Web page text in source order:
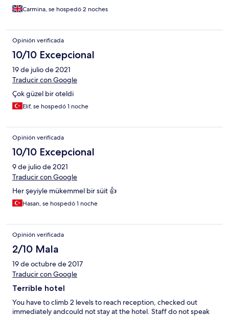
Carmina, se hospedó 2 noches
Opinión verificada
10/10 Excepcional
19 de julio de 2021
Traducir con Google
Çok güzel bir oteldi
Elif, se hospedó 1 noche
Opinión verificada
10/10 Excepcional
9 de julio de 2021
Traducir con Google
Her şeyiyle mükemmel bir süit 👍
Hasan, se hospedó 1 noche
Opinión verificada
2/10 Mala
19 de octubre de 2017
Traducir con Google
Terrible hotel
You have to climb 2 levels to reach reception, checked out
immediately andcould not stay at the hotel. Staff do not speak